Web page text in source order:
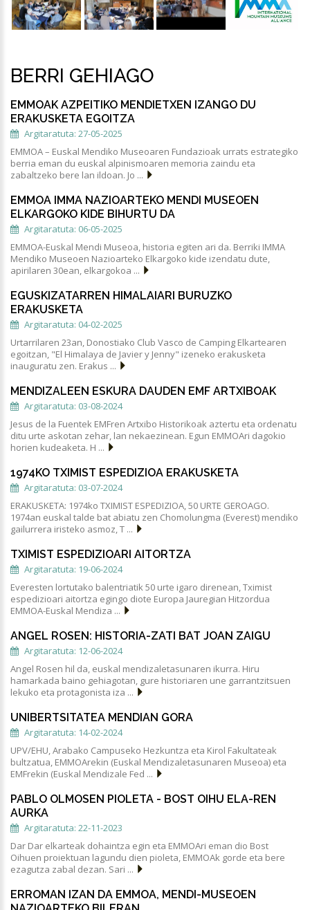
BERRI GEHIAGO
EMMOAK AZPEITIKO MENDIETXEN IZANGO DU
ERAKUSKETA EGOITZA
Argitaratuta: 27-05-2025
EMMOA – Euskal Mendiko Museoaren Fundazioak urrats estrategiko
berria eman du euskal alpinismoaren memoria zaindu eta
zabaltzeko bere lan ildoan. Jo ...
EMMOA IMMA NAZIOARTEKO MENDI MUSEOEN
ELKARGOKO KIDE BIHURTU DA
Argitaratuta: 06-05-2025
EMMOA-Euskal Mendi Museoa, historia egiten ari da. Berriki IMMA
Mendiko Museoen Nazioarteko Elkargoko kide izendatu dute,
apirilaren 30ean, elkargokoa ...
EGUSKIZATARREN HIMALAIARI BURUZKO
ERAKUSKETA
Argitaratuta: 04-02-2025
Urtarrilaren 23an, Donostiako Club Vasco de Camping Elkartearen
egoitzan, "El Himalaya de Javier y Jenny" izeneko erakusketa
inauguratu zen. Erakus ...
MENDIZALEEN ESKURA DAUDEN EMF ARTXIBOAK
Argitaratuta: 03-08-2024
Jesus de la Fuentek EMFren Artxibo Historikoak aztertu eta ordenatu
ditu urte askotan zehar, lan nekaezinean. Egun EMMOAri dagokio
horien kudeaketa. H ...
1974KO TXIMIST ESPEDIZIOA ERAKUSKETA
Argitaratuta: 03-07-2024
ERAKUSKETA: 1974ko TXIMIST ESPEDIZIOA, 50 URTE GEROAGO.
1974an euskal talde bat abiatu zen Chomolungma (Everest) mendiko
gailurrera iristeko asmoz, T ...
TXIMIST ESPEDIZIOARI AITORTZA
Argitaratuta: 19-06-2024
Everesten lortutako balentriatik 50 urte igaro direnean, Tximist
espedizioari aitortza egingo diote Europa Jauregian Hitzordua
EMMOA-Euskal Mendiza ...
ANGEL ROSEN: HISTORIA-ZATI BAT JOAN ZAIGU
Argitaratuta: 12-06-2024
Angel Rosen hil da, euskal mendizaletasunaren ikurra. Hiru
hamarkada baino gehiagotan, gure historiaren une garrantzitsuen
lekuko eta protagonista iza ...
UNIBERTSITATEA MENDIAN GORA
Argitaratuta: 14-02-2024
UPV/EHU, Arabako Campuseko Hezkuntza eta Kirol Fakultateak
bultzatua, EMMOArekin (Euskal Mendizaletasunaren Museoa) eta
EMFrekin (Euskal Mendizale Fed ...
PABLO OLMOSEN PIOLETA - BOST OIHU ELA-REN
AURKA
Argitaratuta: 22-11-2023
Dar Dar elkarteak dohaintza egin eta EMMOAri eman dio Bost
Oihuen proiektuan lagundu dien pioleta, EMMOAk gorde eta bere
ezagutza zabal dezan. Sari ...
ERROMAN IZAN DA EMMOA, MENDI-MUSEOEN